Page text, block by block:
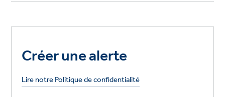
Créer une alerte
Lire notre Politique de confidentialité